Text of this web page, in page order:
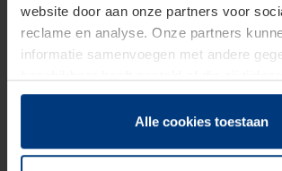
website door aan onze partners voor
reclame en analyse. Onze partners
informatie samenvoegen met andere
hun diensten hebben verzameld.
Juridisch hebben wij het recht om cookies
van deze pagina's absoluut vereist is.
Alle cookies toestaan